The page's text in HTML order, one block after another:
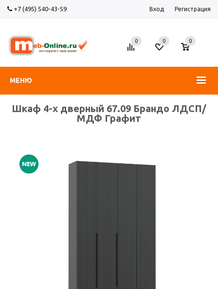
+7 (495) 540-43-59 Вход Регистрация
МЕНЮ
0 0
0
Шкаф 4-х дверный 67.09 Брандо ЛДСП/
МДФ Графит